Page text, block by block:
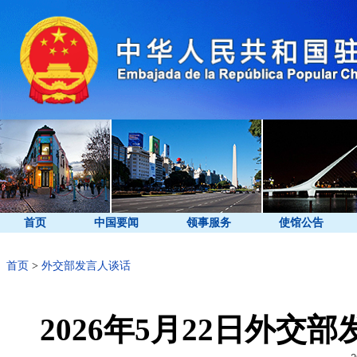
首页 中国要闻 领事服务 使馆公告
首页 > 外交部发言人谈话
2026年5月22日外交